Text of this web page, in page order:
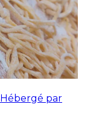
Hébergé par